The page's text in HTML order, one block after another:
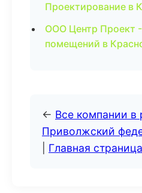
Проектирование в
ООО Центр Проект
помещений в
← Все компании в
Приволжский
Главная страница